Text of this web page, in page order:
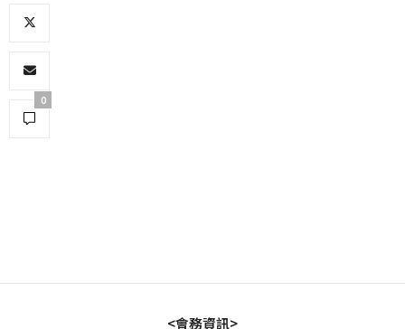
0
<會務資訊>